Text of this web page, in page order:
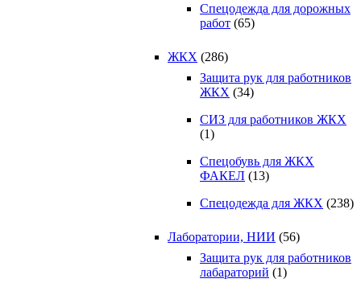
Спецодежда для дорожных
работ (65)
ЖКХ (286)
Защита рук для работников
ЖКХ (34)
СИЗ для работников ЖКХ
(1)
Спецобувь для ЖКХ
ФАКЕЛ (13)
Спецодежда для ЖКХ (238)
Лаборатории, НИИ (56)
Защита рук для работников
лабараторий (1)